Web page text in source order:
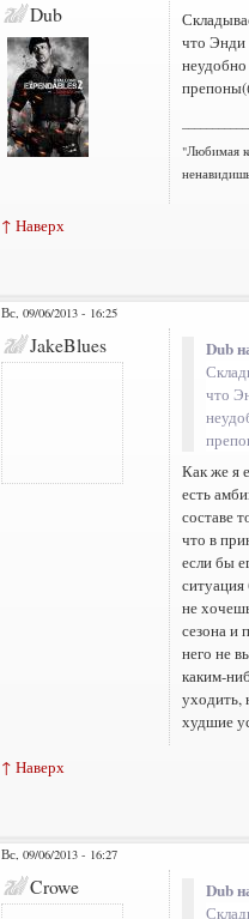
Dub
что Энди
"Любимая
↑ Наверх
Вс, 09/06/2013 - 16:25
JakeBlues Dub
что
Как же я
есть
составе
что в
если бы
не
сезона и
него не
каким-
уходить,
худшие
↑ Наверх
Вс, 09/06/2013 - 16:27
Crowe Dub